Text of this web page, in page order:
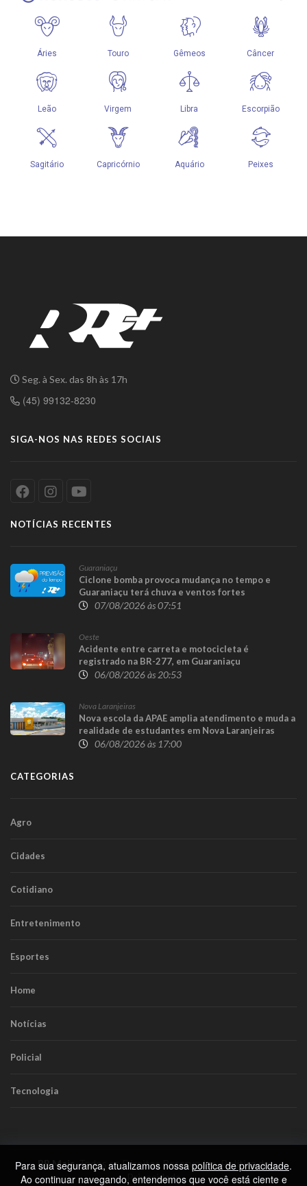
Seg. à Sex. das 8h às 17h
(45) 99132-8230
SIGA-NOS NAS REDES SOCIAIS
NOTÍCIAS RECENTES
Guaraniaçu
Ciclone bomba provoca mudança no tempo e
Guaraniaçu terá chuva e ventos fortes
07/08/2026 às 07:51
Oeste
Acidente entre carreta e motocicleta é
registrado na BR-277, em Guaraniaçu
06/08/2026 às 20:53
Nova Laranjeiras
Nova escola da APAE amplia atendimento e muda a
realidade de estudantes em Nova Laranjeiras
06/08/2026 às 17:00
CATEGORIAS
Agro
Cidades
Cotidiano
Entretenimento
Esportes
Home
Notícias
Policial
Tecnologia
RR Mais. Todos os Direitos Reservados.Política de
Privacidade
Para sua segurança, atualizamos nossa política de privacidade.
Ao continuar navegando, entendemos que você está ciente e